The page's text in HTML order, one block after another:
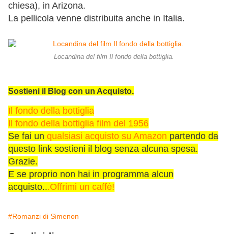
chiesa), in Arizona.
La pellicola venne distribuita anche in Italia.
Locandina del film Il fondo della bottiglia.
Sostieni il Blog con un Acquisto.
Il fondo della bottiglia
Il fondo della bottiglia film del 1956
Se fai un qualsiasi acquisto su Amazon partendo da
questo link sostieni il blog senza alcuna spesa.
Grazie.
E se proprio non hai in programma alcun
acquisto...Offrimi un caffè!
#Romanzi di Simenon